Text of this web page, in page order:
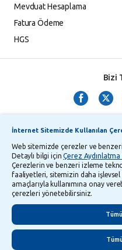
Mevduat Hesaplama
Fatura Ödeme
HGS
Bizi
TMSF ve YTM Zaman
Kişisel Verilerin Korunması
İnternet Sitemizde Kullanılan
Web sitemizde çerezler ve
Detaylı bilgi içinÇerez
Çerezlerin ve benzeri izleme
faaliyetleri, sitemizin daha işlevsel
amaçlarıyla kullanımına onay
çerezleri yönetebilirsiniz.